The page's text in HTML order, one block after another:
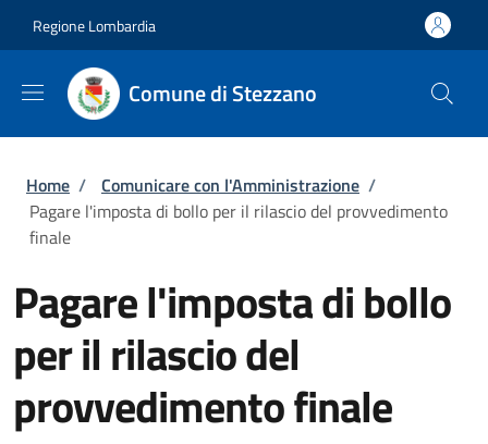
Regione Lombardia
Comune di Stezzano
Briciole di pane
Home / Comunicare con l'Amministrazione /
Pagare l'imposta di bollo per il rilascio del provvedimento
finale
Pagare l'imposta di bollo
per il rilascio del
provvedimento finale